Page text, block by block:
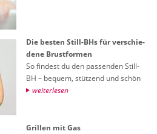
Die bes­ten Still-BHs für ver­schie­
de­ne Brust­for­men
So fin­dest du den pas­sen­den Still-
BH – be­quem, stüt­zend und schön
wei­ter­le­sen
Gril­len mit Gas